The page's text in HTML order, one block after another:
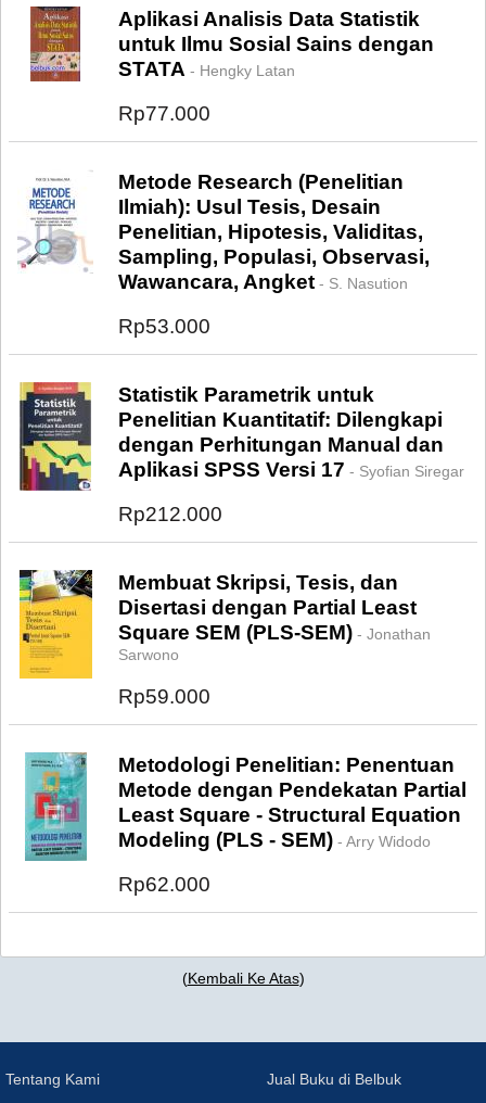
Aplikasi Analisis Data Statistik
untuk Ilmu Sosial Sains dengan
STATA - Hengky Latan
Rp77.000
Metode Research (Penelitian
Ilmiah): Usul Tesis, Desain
Penelitian, Hipotesis, Validitas,
Sampling, Populasi, Observasi,
Wawancara, Angket - S. Nasution
Rp53.000
Statistik Parametrik untuk
Penelitian Kuantitatif: Dilengkapi
dengan Perhitungan Manual dan
Aplikasi SPSS Versi 17 - Syofian Siregar
Rp212.000
Membuat Skripsi, Tesis, dan
Disertasi dengan Partial Least
Square SEM (PLS-SEM) - Jonathan
Sarwono
Rp59.000
Metodologi Penelitian: Penentuan
Metode dengan Pendekatan Partial
Least Square - Structural Equation
Modeling (PLS - SEM) - Arry Widodo
Rp62.000
(Kembali Ke Atas)
Tentang Kami Jual Buku di Belbuk